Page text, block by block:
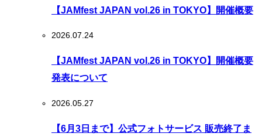
【JAMfest JAPAN vol.26 in TOKYO】開催概要
2026.07.24
【JAMfest JAPAN vol.26 in TOKYO】開催概要
発表について
2026.05.27
【6月3日まで】公式フォトサービス 販売終了ま